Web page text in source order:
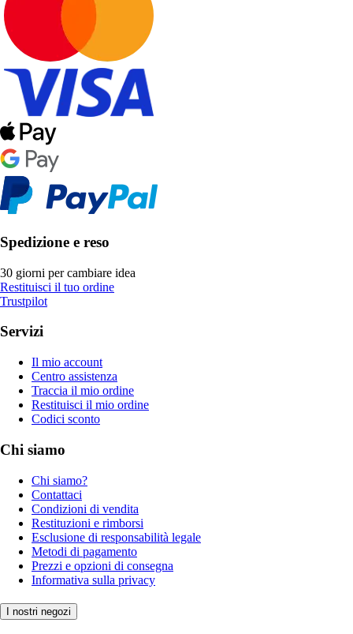
Spedizione e reso
30 giorni per cambiare idea
Restituisci il tuo ordine
Trustpilot
Servizi
Il mio account
Centro assistenza
Traccia il mio ordine
Restituisci il mio ordine
Codici sconto
Chi siamo
Chi siamo?
Contattaci
Condizioni di vendita
Restituzioni e rimborsi
Esclusione di responsabilità legale
Metodi di pagamento
Prezzi e opzioni di consegna
Informativa sulla privacy
I nostri negozi